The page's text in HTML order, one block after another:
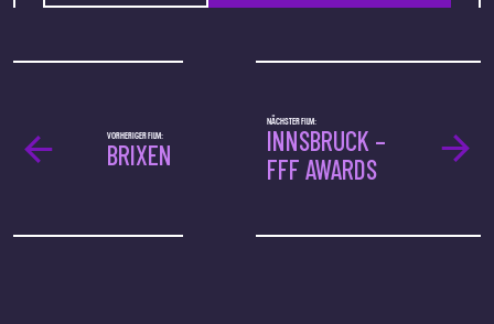
NÄCHSTER FILM:
INNSBRUCK –
FFF AWARDS
VORHERIGER FILM:
BRIXEN